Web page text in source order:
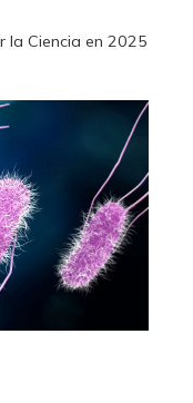
la Ciencia en 2025